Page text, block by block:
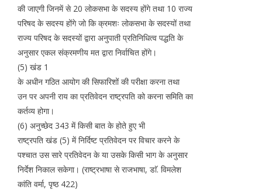
की जाएगी जिनमें से 20 लोकसभा के सदस्य होंगे तथा 10 राज्य
परिषद के सदस्य होंगे जो कि क्रमशः लोकसभा के सदस्यों तथा
राज्य परिषद के सदस्यों द्वारा अनुपाती प्रतिनिधित्व पद्धति के
अनुसार एकल संक्रमणीय मत द्वारा निर्वाचित होंगे।
(5) खंड 1
के अधीन गठित आयोग की सिफारिशों की परीक्षा करना तथा
उन पर अपनी राय का प्रतिवेदन राष्ट्रपति को करना समिति का
कर्तव्य होगा।
(6) अनुच्छेद 343 में किसी बात के होते हुए भी
राष्ट्रपति खंड (5) में निर्दिष्ट प्रतिवेदन पर विचार करने के
पश्चात उस सारे प्रतिवेदन के या उसके किसी भाग के अनुसार
निर्देश निकाल सकेगा। (राष्ट्रभाषा से राजभाषा, डाॅ. विमलेश
कांति वर्मा, पृष्ठ 422)